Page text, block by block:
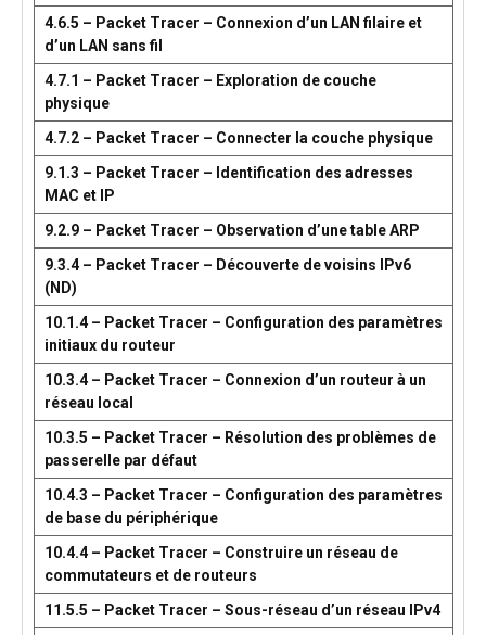
4.6.5 – Packet Tracer – Connexion d’un LAN filaire et
d’un LAN sans fil
4.7.1 – Packet Tracer – Exploration de couche
physique
4.7.2 – Packet Tracer – Connecter la couche physique
9.1.3 – Packet Tracer – Identification des adresses
MAC et IP
9.2.9 – Packet Tracer – Observation d’une table ARP
9.3.4 – Packet Tracer – Découverte de voisins IPv6
(ND)
10.1.4 – Packet Tracer – Configuration des paramètres
initiaux du routeur
10.3.4 – Packet Tracer – Connexion d’un routeur à un
réseau local
10.3.5 – Packet Tracer – Résolution des problèmes de
passerelle par défaut
10.4.3 – Packet Tracer – Configuration des paramètres
de base du périphérique
10.4.4 – Packet Tracer – Construire un réseau de
commutateurs et de routeurs
11.5.5 – Packet Tracer – Sous-réseau d’un réseau IPv4